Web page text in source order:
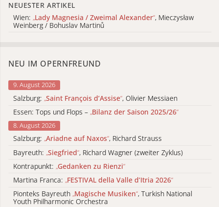
NEUESTER ARTIKEL
Wien: „Lady Magnesia / Zweimal Alexander“, Mieczysław
Weinberg / Bohuslav Martinů
NEU IM OPERNFREUND
9. August 2026
Salzburg: „Saint François d’Assise“, Olivier Messiaen
Essen: Tops und Flops – „Bilanz der Saison 2025/26“
8. August 2026
Salzburg: „Ariadne auf Naxos“, Richard Strauss
Bayreuth: „Siegfried“, Richard Wagner (zweiter Zyklus)
Kontrapunkt: „Gedanken zu Rienzi“
Martina Franca: „FESTIVAL della Valle d’Itria 2026“
Pionteks Bayreuth „Magische Musiken“, Turkish National
Youth Philharmonic Orchestra